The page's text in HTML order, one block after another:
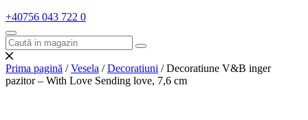
+40756 043 722 0
Prima pagină /Vesela /Decoratiuni / Decoratiune V&B inger
pazitor – With Love Sending love, 7,6 cm